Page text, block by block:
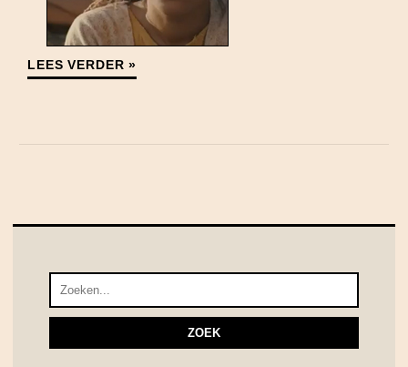
LEES VERDER »